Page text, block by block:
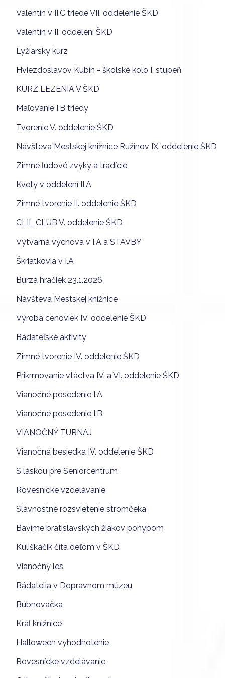
Valentín v II.C triede VII. oddelenie ŠKD
Valentín v II. oddelení ŠKD
Lyžiarsky kurz
Hviezdoslavov Kubín - školské kolo I. stupeň
KURZ LEZENIA V ŠKD
Maľovanie I.B triedy
Tvorenie V. oddelenie ŠKD
Návšteva Mestskej knižnice Ružinov IX. oddelenie ŠKD
Zimné ľudové zvyky a tradície
Kvety v oddelení II.A
Zimné tvorenie II. oddelenie ŠKD
CLIL CLUB V. oddelenie ŠKD
Výtvarná výchova v I.A a STAVBY
Škriatkovia v I.A
Burza hračiek 23.1.2026
Návšteva Mestskej knižnice
Výroba cenoviek IV. oddelenie ŠKD
Bádateľské aktivity
Zimné tvorenie IV. oddelenie ŠKD
Prikrmovanie vtáctva IV. a VI. oddelenie ŠKD
Vianočné posedenie I.A
Vianočné posedenie I.B
VIANOČNÝ TURNAJ
Vianočná besiedka IV. oddelenie ŠKD
S láskou pre Seniorcentrum
Rovesnícke vzdelávanie
Slávnostné rozsvietenie stromčeka
Bavíme bratislavských žiakov pohybom
Kuliškáčik číta deťom v ŠKD
Vianočný les
Bádatelia v Dopravnom múzeu
Bubnovačka
Kráľ knižnice
Halloween vyhodnotenie
Rovesnícke vzdelávanie